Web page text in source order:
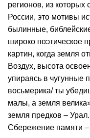
регионов, из которых
России, это мотивы
былинные,
широко поэтическое
картин, когда земля
Воздух, высота
упираясь в чугунные
восьмерика/ ты
малы, а земля
земля предков –
Сбережение памяти –